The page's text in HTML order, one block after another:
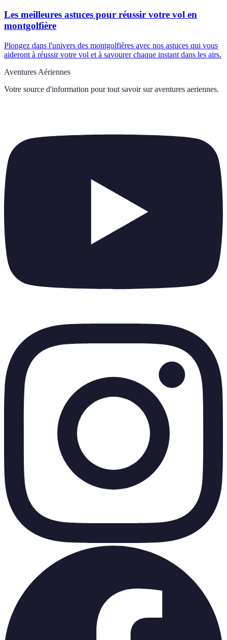
Les meilleures astuces pour réussir votre vol en
montgolfière
Plongez dans l'univers des montgolfières avec nos astuces qui vous
aideront à réussir votre vol et à savourer chaque instant dans les airs.
Aventures Aériennes
Votre source d'information pour tout savoir sur aventures aeriennes.